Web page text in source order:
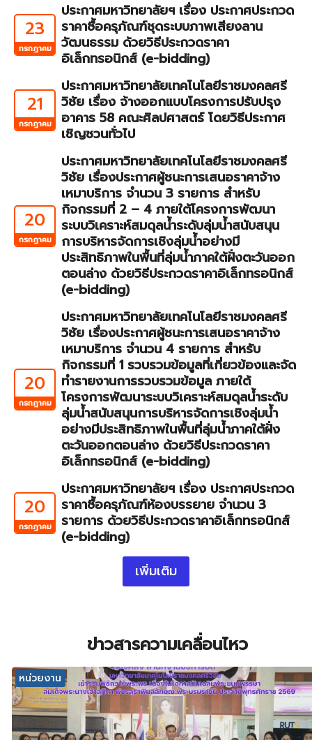
23
กรกฎาคม
ประกาศมหาวิทยาลัยฯ เรื่อง ประกาศประกวด
ราคาซื้อครุภัณฑ์ชุดระบบภาพเสียงลาน
วัฒนธรรม ด้วยวิธีประกวดราคา
อิเล็กทรอนิกส์ (e-bidding)
21
กรกฎาคม
ประกาศมหาวิทยาลัยเทคโนโลยีราชมงคลศรี
วิชัย เรื่อง จ้างออกแบบโครงการปรับปรุง
อาคาร 58 คณะศิลปศาสตร์ โดยวิธีประกาศ
เชิญชวนทั่วไป
20
กรกฎาคม
ประกาศมหาวิทยาลัยเทคโนโลยีราชมงคลศรี
วิชัย เรื่องประกาศผู้ชนะการเสนอราคาจ้าง
เหมาบริการ จำนวน 3 รายการ สำหรับ
กิจกรรมที่ 2 – 4 ภายใต้โครงการพัฒนา
ระบบวิเคราะห์สมดุลน้ำระดับลุ่มน้ำสนับสนุน
การบริหารจัดการเชิงลุ่มน้ำอย่างมี
ประสิทธิภาพในพื้นที่ลุ่มน้ำภาคใต้ฝั่งตะวันออก
ตอนล่าง ด้วยวิธีประกวดราคาอิเล็กทรอนิกส์
(e-bidding)
20
กรกฎาคม
ประกาศมหาวิทยาลัยเทคโนโลยีราชมงคลศรี
วิชัย เรื่องประกาศผู้ชนะการเสนอราคาจ้าง
เหมาบริการ จำนวน 4 รายการ สำหรับ
กิจกรรมที่ 1 รวบรวมข้อมูลที่เกี่ยวข้องและจัด
ทำรายงานการรวบรวมข้อมูล ภายใต้
โครงการพัฒนาระบบวิเคราะห์สมดุลน้ำระดับ
ลุ่มน้ำสนับสนุนการบริหารจัดการเชิงลุ่มน้ำ
อย่างมีประสิทธิภาพในพื้นที่ลุ่มน้ำภาคใต้ฝั่ง
ตะวันออกตอนล่าง ด้วยวิธีประกวดราคา
อิเล็กทรอนิกส์ (e-bidding)
20
กรกฎาคม
ประกาศมหาวิทยาลัยฯ เรื่อง ประกาศประกวด
ราคาซื้อครุภัณฑ์ห้องบรรยาย จำนวน 3
รายการ ด้วยวิธีประกวดราคาอิเล็กทรอนิกส์
(e-bidding)
เพิ่มเติม
ข่าวสารความเคลื่อนไหว
หน่วยงาน